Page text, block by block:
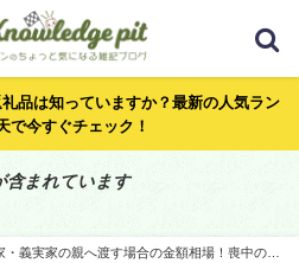
品は知っていますか？最新の人気ラン
で今すぐチェック！
含まれています
・義実家の親へ渡す場合の金額相場！喪中の時